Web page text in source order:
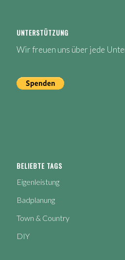
UNTERSTÜTZUNG
Wir freuen uns über jede
BELIEBTE TAGS
Eigenleistung
Badplanung
Town & Country
DIY